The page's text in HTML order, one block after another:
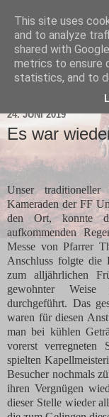
24. JUNI 2019
Es war
Unser
Kameraden der FF
den Ort, konnte
aufkommenden
Messe von Pfarrer
Anschluss folgte die
zum alljährlichen
gewohnter
durchgeführt. Das
waren für diesen
man bei kühlen
vorerst verregneten
spielten
Besucher nochmals
ihren Vergnügen
dieser Stelle wieder
This site uses
and to analyze
shared with
metrics to ensure
statistics, and to